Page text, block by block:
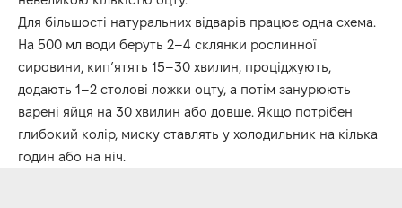
Для більшості натуральних відварів працює одна схема.
На 500 мл води беруть 2–4 склянки рослинної
сировини, кип’ятять 15–30 хвилин, проціджують,
додають 1–2 столові ложки оцту, а потім занурюють
варені яйця на 30 хвилин або довше. Якщо потрібен
глибокий колір, миску ставлять у холодильник на кілька
годин або на ніч.